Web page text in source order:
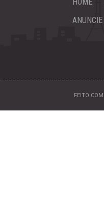
ANUNCIE
FEITO COM